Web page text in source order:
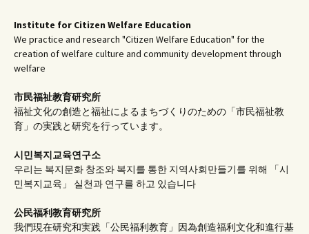
Institute for Citizen Welfare Education
We practice and research "Citizen Welfare Education" for the
creation of welfare culture and community development through
welfare
市民福祉教育研究所
福祉文化の創造と福祉によるまちづくりのための「市民福祉教
育」の実践と研究を行っています。
시민복지교육연구소
우리는 복지문화 창조와 복지를 통한 지역사회만들기를 위해 「시
민복지교육」 실천과 연구를 하고 있습니다
公民福利教育研究所
我們現在研究和実践「公民福利教育」因為創造福利文化和進行基